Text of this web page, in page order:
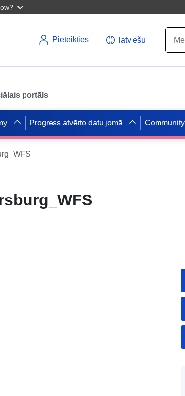
Pieteikties latviešu
portāls
Progress atvērto datu jomā Community